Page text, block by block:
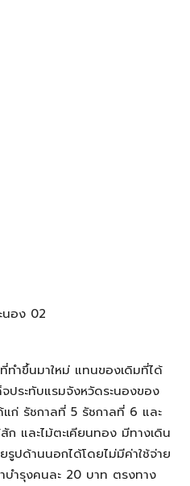
ทำขึ้นมาใหม่ แทนของเดิมที่ได้
ประทับแรมจังหวัดระนองของ
ก่ รัชกาลที่ 5 รัชกาลที่ 6 และ
ก และไม้ตะเคียนทอง มีทางเดิน
ปด้านนอกได้โดยไม่มีค่าใช้จ่าย
บำรุงคนละ 20 บาท ตรงทาง